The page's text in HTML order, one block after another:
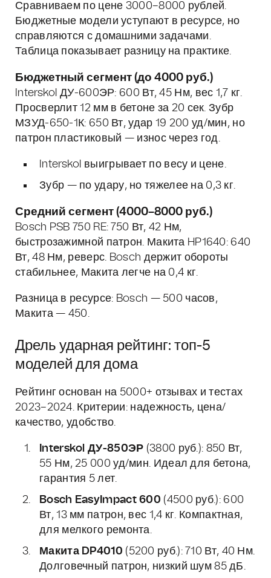
Сравниваем по цене 3000–8000 рублей.
Бюджетные модели уступают в ресурсе, но
справляются с домашними задачами.
Таблица показывает разницу на практике.
Бюджетный сегмент (до 4000 руб.)
Interskol ДУ-600ЭР: 600 Вт, 45 Нм, вес 1,7 кг.
Просверлит 12 мм в бетоне за 20 сек. Зубр
МЗУД-650-1К: 650 Вт, удар 19 200 уд/мин, но
патрон пластиковый — износ через год.
Interskol выигрывает по весу и цене.
Зубр — по удару, но тяжелее на 0,3 кг.
Средний сегмент (4000–8000 руб.)
Bosch PSB 750 RE: 750 Вт, 42 Нм,
быстрозажимной патрон. Макита HP1640: 640
Вт, 48 Нм, реверс. Bosch держит обороты
стабильнее, Макита легче на 0,4 кг.
Разница в ресурсе: Bosch — 500 часов,
Макита — 450.
Дрель ударная рейтинг: топ-5
моделей для дома
Рейтинг основан на 5000+ отзывах и тестах
2023–2024. Критерии: надежность, цена/
качество, удобство.
Interskol ДУ-850ЭР (3800 руб.): 850 Вт,
55 Нм, 25 000 уд/мин. Идеал для бетона,
гарантия 5 лет.
Bosch EasyImpact 600 (4500 руб.): 600
Вт, 13 мм патрон, вес 1,4 кг. Компактная,
для мелкого ремонта.
Макита DP4010 (5200 руб.): 710 Вт, 40 Нм.
Долговечный патрон, низкий шум 85 дБ.